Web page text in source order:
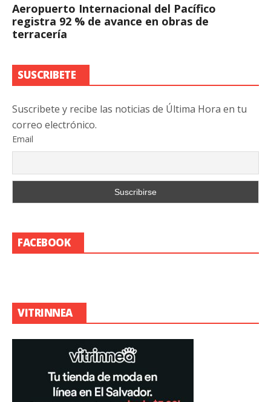
Aeropuerto Internacional del Pacífico
registra 92 % de avance en obras de
terracería
SUSCRIBETE
Suscribete y recibe las noticias de Última Hora en tu
correo electrónico.
Email
FACEBOOK
VITRINNEA